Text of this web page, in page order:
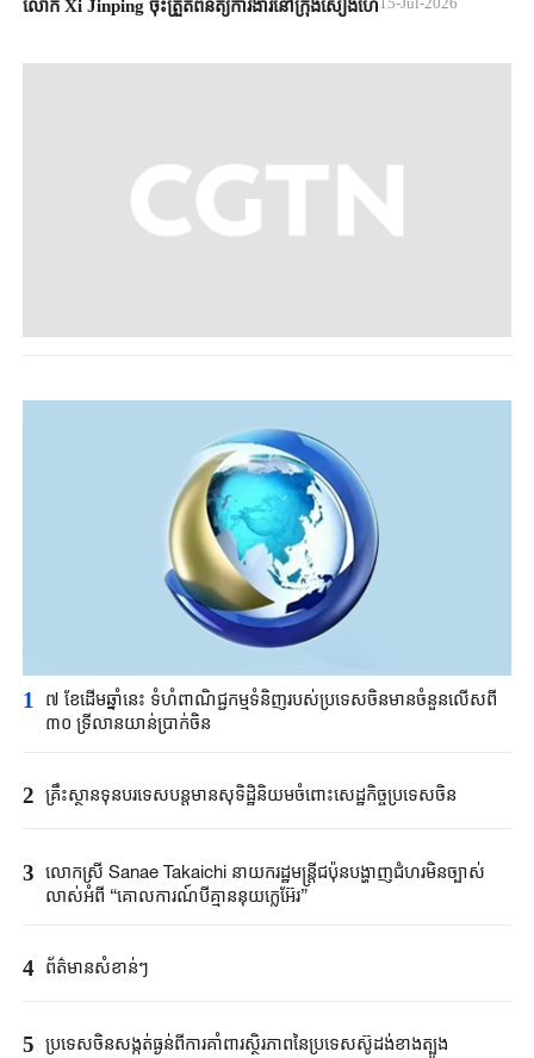
លោក Xi Jinping ចុះត្រួតពិនិត្យការងារនៅក្រុងសៀងហៃ
1
៧ ខែដើមឆ្នាំនេះ ទំហំពាណិជ្ជកម្មទំនិញរបស់ប្រទេសចិនមានចំនួនលើសពី
៣០ ទ្រីលានយាន់ប្រាក់ចិន
2 គ្រឹះស្ថាន​ទុនបរទេស​បន្តមាន​សុទិដ្ឋិនិយម​ចំពោះសេដ្ឋកិច្ច​ប្រទេសចិន​​
3 លោកស្រី Sanae ​Takaichi ​នាយករដ្ឋមន្ត្រី​ជប៉ុន​បង្ហាញជំហរមិន​ច្បាស់​
លាស់​អំពី ​“គោលការណ៍បី​គ្មាននុយក្លេអ៊ែរ​”​
4 ព័ត៌មានសំខាន់ៗ
5 ប្រទេសចិនសង្កត់ធ្ងន់ពីការគាំពារស្ថិរភាពនៃប្រទេសស៊ូដង់ខាងត្បូង